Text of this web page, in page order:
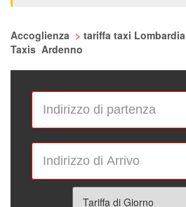
Accoglienza > tariffa taxi Lombardia
Taxis Ardenno